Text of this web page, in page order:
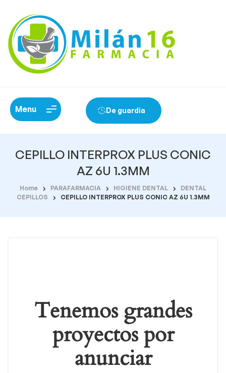
Menu De guardia
CEPILLO INTERPROX PLUS CONIC
AZ 6U 1.3MM
Home PARAFARMACIA HIGIENE DENTAL
DENTAL
CEPILLOS
CEPILLO INTERPROX PLUS CONIC AZ 6U 1.3MM
Tenemos grandes
proyectos por
anunciar